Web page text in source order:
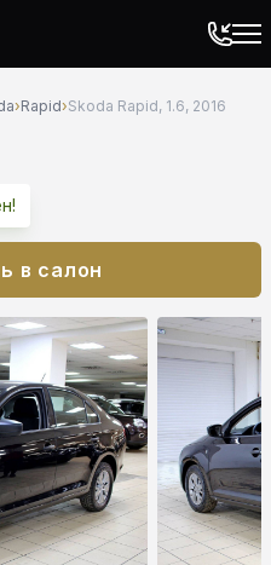
›Rapid›Skoda Rapid, 1.6, 2016
в салон